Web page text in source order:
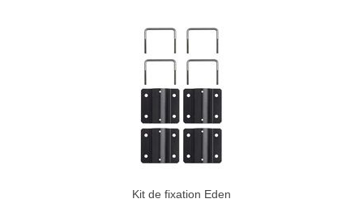
Kit de fixation Eden